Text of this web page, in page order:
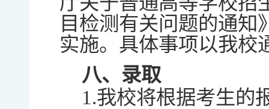
目检测有关问题的通知
实施。具体事项以我校
八、录取
1.我校将根据考生的